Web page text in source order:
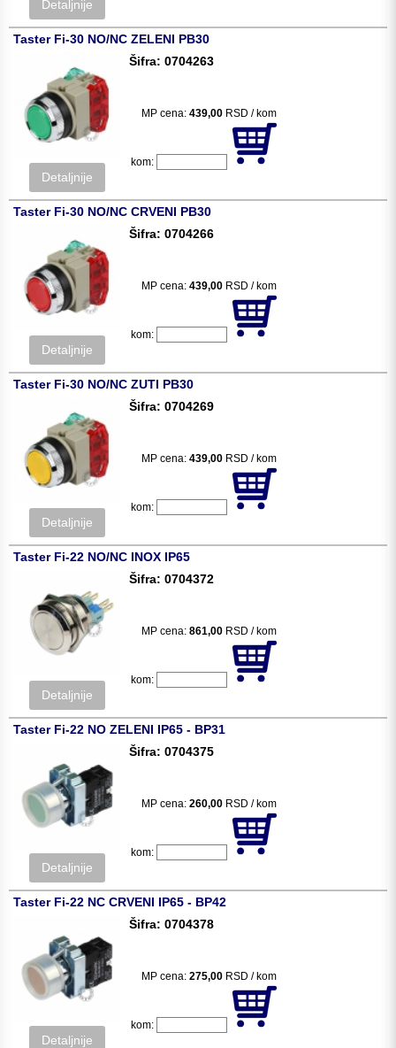
Detaljnije
Taster Fi-30 NO/NC ZELENI PB30
Detaljnije
Šifra: 0704263
MP cena: 439,00 RSD / kom
kom:
Taster Fi-30 NO/NC CRVENI PB30
Detaljnije
Šifra: 0704266
MP cena: 439,00 RSD / kom
kom:
Taster Fi-30 NO/NC ZUTI PB30
Detaljnije
Šifra: 0704269
MP cena: 439,00 RSD / kom
kom:
Taster Fi-22 NO/NC INOX IP65
Detaljnije
Šifra: 0704372
MP cena: 861,00 RSD / kom
kom:
Taster Fi-22 NO ZELENI IP65 - BP31
Detaljnije
Šifra: 0704375
MP cena: 260,00 RSD / kom
kom:
Taster Fi-22 NC CRVENI IP65 - BP42
Detaljnije
Šifra: 0704378
MP cena: 275,00 RSD / kom
kom: